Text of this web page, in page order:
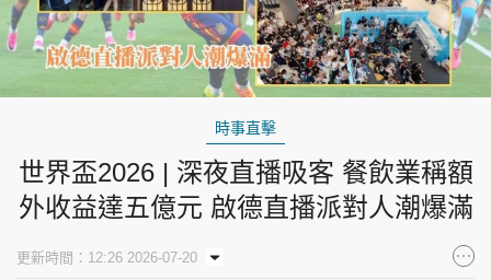
時事直擊
世界盃2026 | 深夜直播吸客 餐飲業稱額
外收益達五億元 啟德直播派對人潮爆滿
更新時間：12:26 2026-07-20